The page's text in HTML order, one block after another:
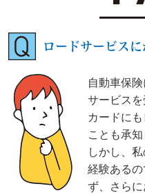
ロードサービス
自動車保
サービス
カードに
ことも承知
しかし、
経験ある
ず、さら